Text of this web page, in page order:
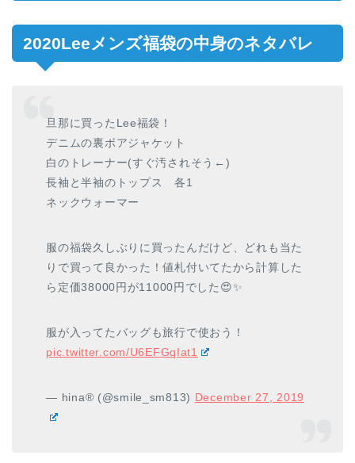
2020Leeメンズ福袋の中身のネタバレ
旦那に買ったLee福袋！
デニムの裏ボアジャケット
白のトレーナー(すぐ汚されそう←)
長袖と半袖のトップス 各1
ネックウォーマー
服の福袋久しぶりに買ったんだけど、どれも当た
りで買って良かった！値札付いてたから計算した
ら定価38000円が11000円でした😍✨
服が入ってたバッグも旅行で使おう！
pic.twitter.com/U6EFGqIat1
— hina®︎ (@smile_sm813) December 27, 2019